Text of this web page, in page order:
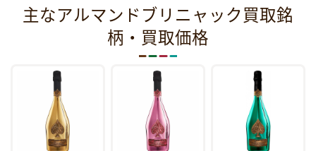
主なアルマンドブリニャック買取銘
柄・買取価格